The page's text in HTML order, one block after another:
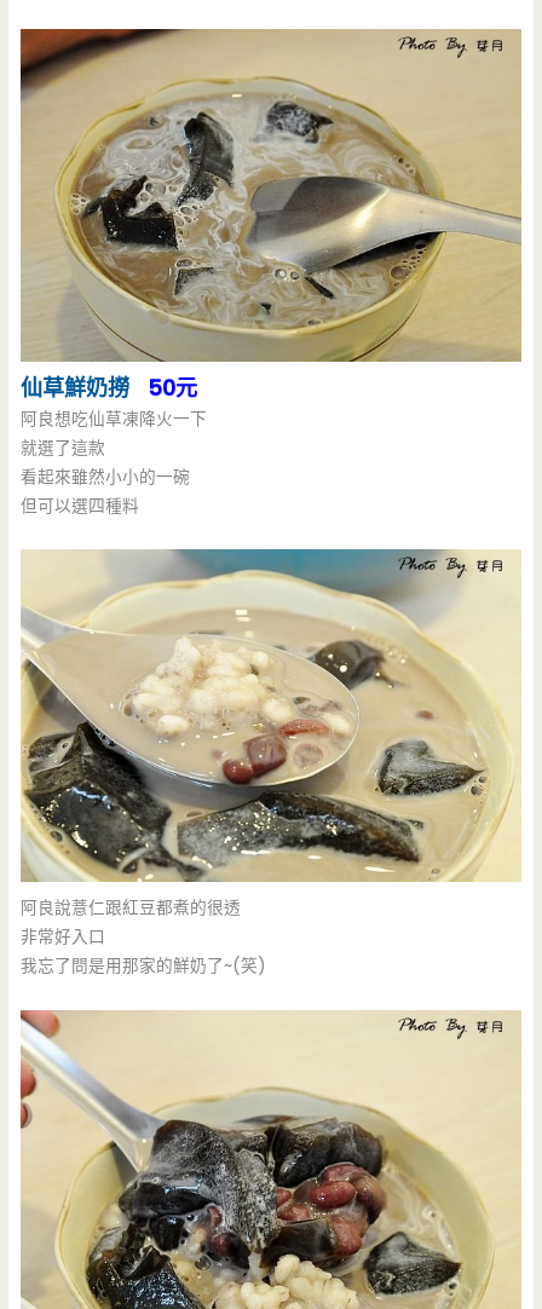
仙草鮮奶撈 50元
阿良想吃仙草凍降火一下
就選了這款
看起來雖然小小的一碗
但可以選四種料
阿良說薏仁跟紅豆都煮的很透
非常好入口
我忘了問是用那家的鮮奶了~(笑)